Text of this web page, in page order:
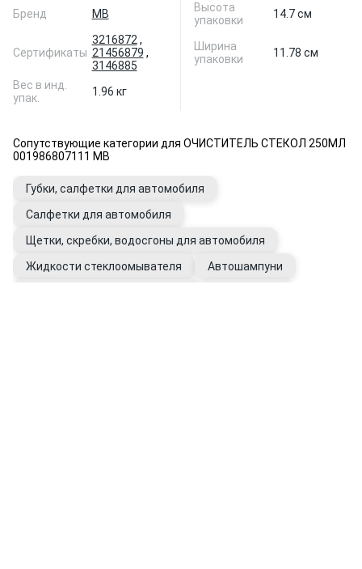
Бренд MB
Сертификаты
3216872 ,
21456879 ,
3146885
Вес в инд.
упак.
1.96 кг
Высота
упаковки
14.7 см
Ширина
упаковки
11.78 см
Сопутствующие категории для ОЧИСТИТЕЛЬ СТЕКОЛ 250МЛ
001986807111 MB
Губки, салфетки для автомобиля
Салфетки для автомобиля
Щетки, скребки, водосгоны для автомобиля
Жидкости стеклоомывателя
Автошампуни